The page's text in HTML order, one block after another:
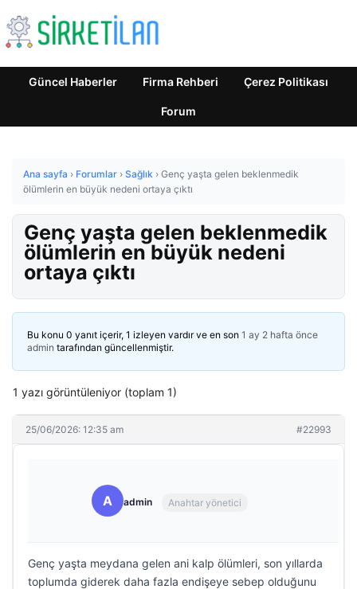
Güncel Haberler Firma Rehberi Çerez Politikası
Forum
Ana sayfa › Forumlar › Sağlık › Genç yaşta gelen beklenmedik
ölümlerin en büyük nedeni ortaya çıktı
Genç yaşta gelen beklenmedik
ölümlerin en büyük nedeni
ortaya çıktı
Bu konu 0 yanıt içerir, 1 izleyen vardır ve en son 1 ay 2 hafta önce
admin tarafından güncellenmiştir.
1 yazı görüntüleniyor (toplam 1)
25/06/2026: 12:35 am #22993
A admin Anahtar yönetici
Genç yaşta meydana gelen ani kalp ölümleri, son yıllarda
toplumda giderek daha fazla endişeye sebep olduğunu